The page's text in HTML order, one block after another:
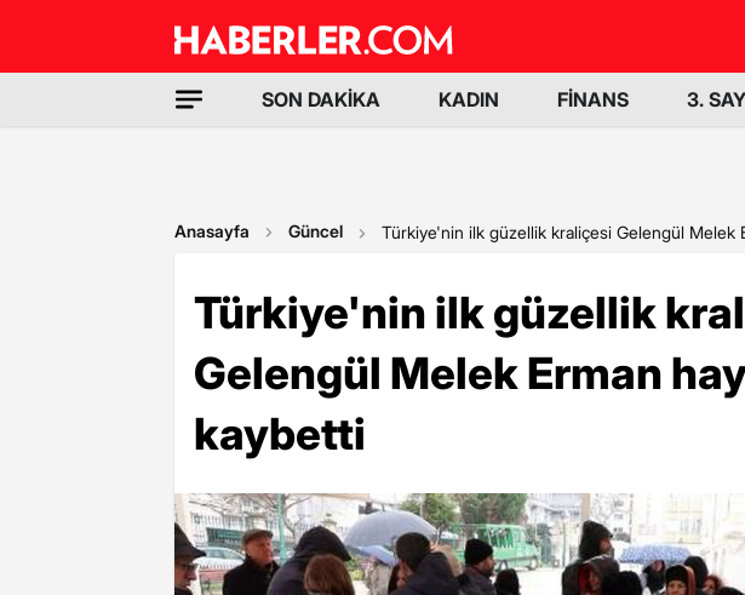
SON DAKİKA KADIN FİNANS 3.
Anasayfa Güncel Türkiye'nin ilk güzellik kraliçesi Gelengül Melek
Türkiye'nin ilk güzellik
Gelengül Melek Erman
kaybetti